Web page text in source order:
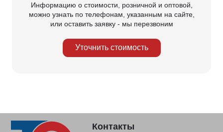
Информацию о стоимости, розничной и оптовой,
можно узнать по телефонам, указанным на сайте,
или оставить заявку - мы перезвоним
Уточнить стоимость
Контакты